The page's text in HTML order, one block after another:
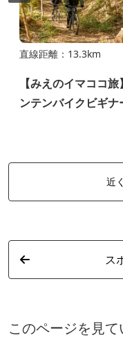
直線距離：13.3km
【みえのイマココ
ンテンバイクビギナ
近
ス
このページを見